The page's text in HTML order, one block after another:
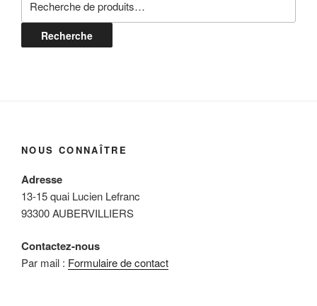
pour :
Recherche
NOUS CONNAÎTRE
Adresse
13-15 quai Lucien Lefranc
93300 AUBERVILLIERS
Contactez-nous
Par mail : Formulaire de contact